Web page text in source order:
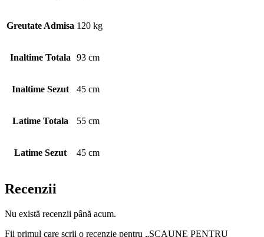
Greutate Admisa 120 kg
Inaltime Totala 93 cm
Inaltime Sezut 45 cm
Latime Totala 55 cm
Latime Sezut 45 cm
Recenzii
Nu există recenzii până acum.
Fii primul care scrii o recenzie pentru „SCAUNE PENTRU